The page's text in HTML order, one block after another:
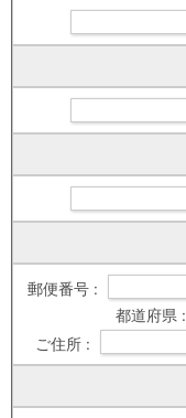
郵便番号 :
都道府県 :
ご住所 :